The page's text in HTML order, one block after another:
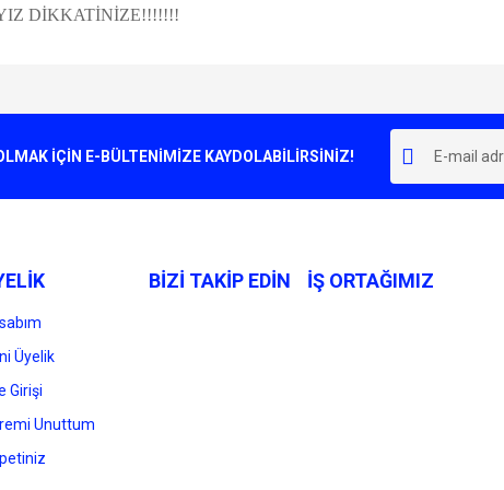
DİKKATİNİZE!!!!!!!
İÇİN E-BÜLTENİMİZE KAYDOLABİLİRSİNİZ!
Üyelik
Girişi
Unuttum
BİZİ TAKİP EDİN İŞ ORTAĞIMIZ